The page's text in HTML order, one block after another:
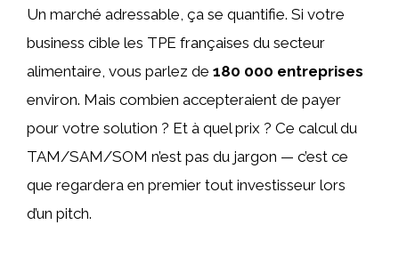
Un marché adressable, ça se quantifie. Si votre
business cible les TPE françaises du secteur
alimentaire, vous parlez de 180 000 entreprises
environ. Mais combien accepteraient de payer
pour votre solution ? Et à quel prix ? Ce calcul du
TAM/SAM/SOM n’est pas du jargon — c’est ce
que regardera en premier tout investisseur lors
d’un pitch.